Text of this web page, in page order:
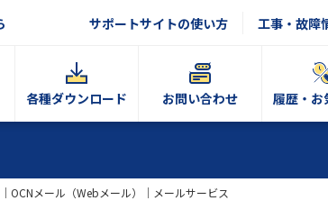
サポートサイトの使い方 工事・故障
各種ダウンロード お問い合わせ 履歴・お
OCNメール（Webメール）｜メールサービス